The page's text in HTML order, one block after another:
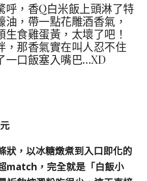
呼，香Q白米飯上頭淋了特
油，帶一點花雕酒香氣，
生食雞蛋黃，太壞了吧！
，那香氣實在叫人忍不住
一口飯塞入嘴巴…XD
狀，以冰糖燉煮到入口即化的
match， 完全就是「白飯小